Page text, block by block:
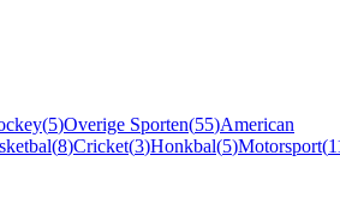
(5)Overige Sporten(55)American
(8)Cricket(3)Honkbal(5)Motorsport(